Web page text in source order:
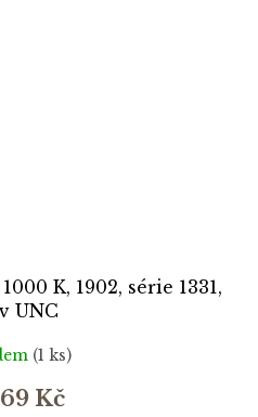
K, 1902, série 1331,
UNC
(1 ks)
Kč